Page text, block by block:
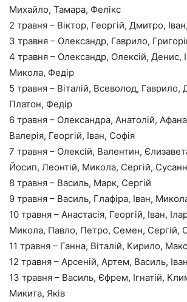
Михайло, Тамара, Фелікс
2 травня – Віктор, Георгій, Дмитро,
3 травня – Олександр, Гаврило,
4 травня – Олександр, Олексій, Денис,
Микола, Федір
5 травня – Віталій, Всеволод,
Платон, Федір
6 травня – Олександра, Анатолій,
Валерія, Георгій, Іван, Софія
7 травня – Олексій, Валентин,
Йосип, Леонтій, Микола, Сергій,
8 травня – Василь, Марк, Сергій
9 травня – Василь, Глафіра, Іван,
10 травня – Анастасія, Георгій, Іван,
Микола, Павло, Петро, Семен, Сергій,
11 травня – Ганна, Віталій, Кирило,
12 травня – Арсеній, Артем, Василь,
13 травня – Василь, Єфрем, Ігнатій,
Микита, Яків